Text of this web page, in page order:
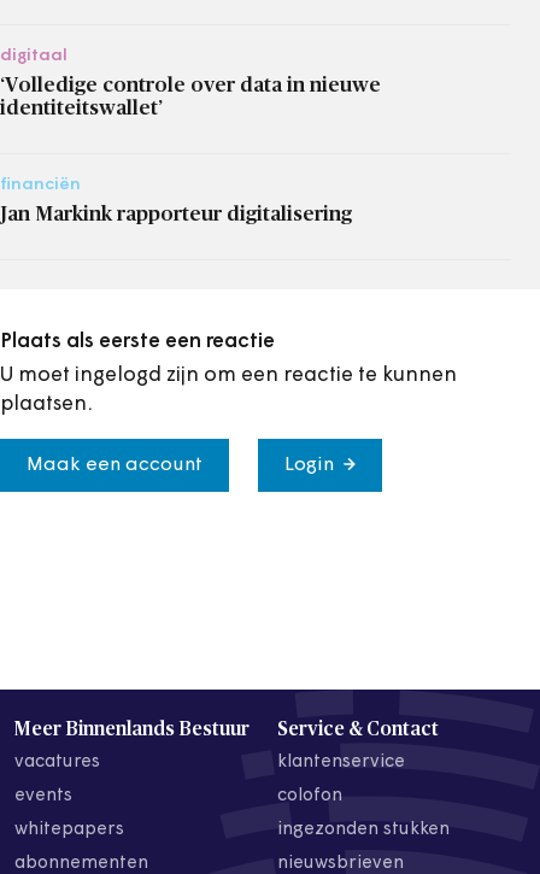
digitaal
‘Volledige controle over data in nieuwe
identiteitswallet’
financiën
Jan Markink rapporteur digitalisering
Plaats als eerste een reactie
U moet ingelogd zijn om een reactie te kunnen
plaatsen.
Maak een account Login
Meer Binnenlands Bestuur
vacatures
events
whitepapers
abonnementen
Service & Contact
klantenservice
colofon
ingezonden stukken
nieuwsbrieven